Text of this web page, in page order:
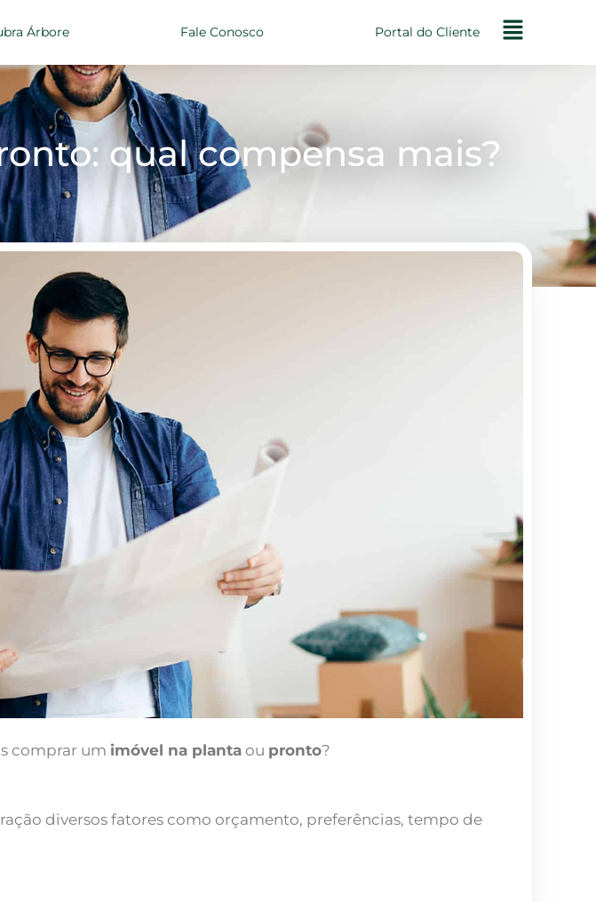
Árbore Fale Conosco Portal do Cliente
qual compensa mais?
comprar um imóvel na planta ou pronto?
diversos fatores como orçamento, preferências, tempo de